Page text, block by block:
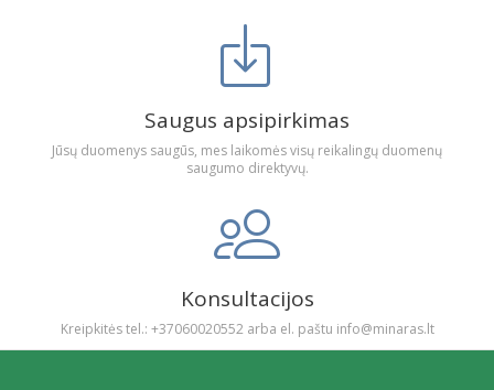
Saugus apsipirkimas
Jūsų duomenys saugūs, mes laikomės visų reikalingų duomenų
saugumo direktyvų.
Konsultacijos
Kreipkitės tel.: +37060020552 arba el. paštu info@minaras.lt